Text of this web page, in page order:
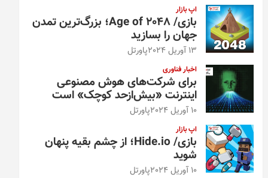
اپ بازار
بازی/ Age of 2048؛ بزرگ‌ترین تمدن
جهان را بسازید
13 آوریل 2024 پاورتل
اخبار فناوری
برای شرکت‌های هوش مصنوعی
اینترنت «بیش‌از‌حد کوچک» است
10 آوریل 2024 پاورتل
اپ بازار
بازی/ Hide.io؛ از چشم بقیه پنهان
شوید
10 آوریل 2024 پاورتل